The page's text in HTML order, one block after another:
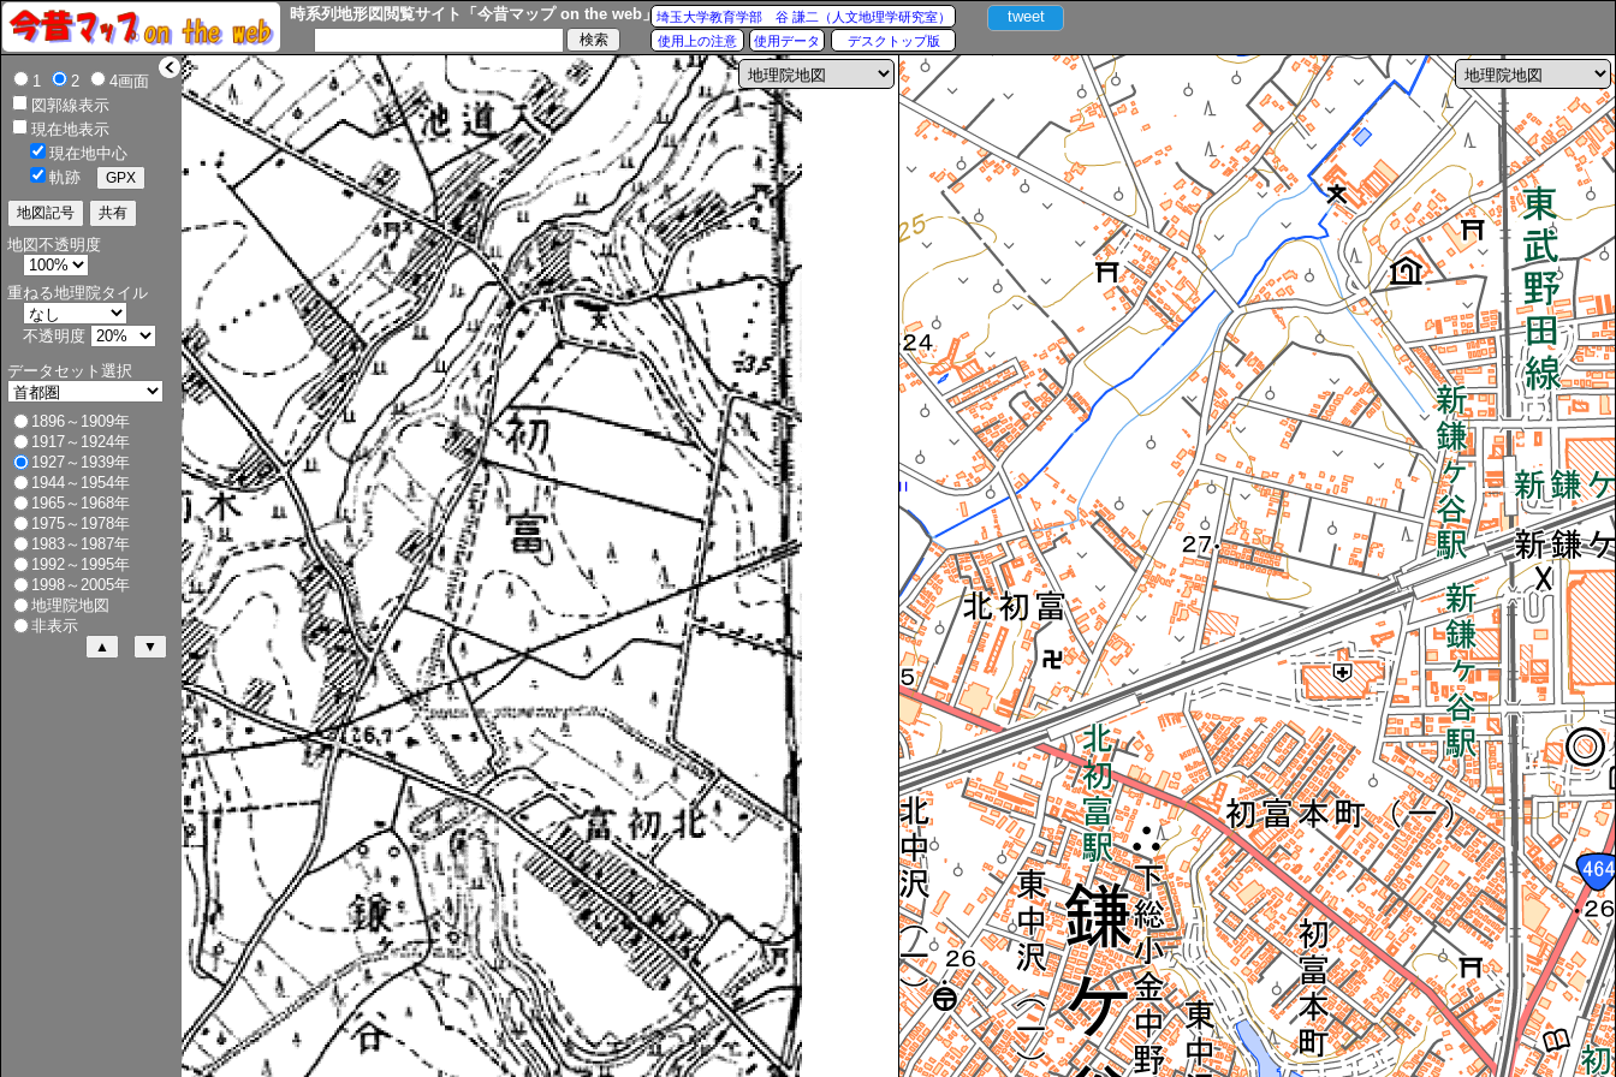
> tweet
時系列地形図閲覧サイト「今昔マップ on the web」埼玉大学教育学部 谷 謙二（人文地理学研究室）
使用上の注意
使用データ デスクトップ版
1 2
4画面
図郭線表示
現在地表示
現在地中心
軌跡
地図不透明度
重ねる地理院タイル
不透明度
データセット選択
1896～1909年
1917～1924年
1927～1939年
1944～1954年
1965～1968年
1975～1978年
1983～1987年
1992～1995年
1998～2005年
地理院地図
非表示